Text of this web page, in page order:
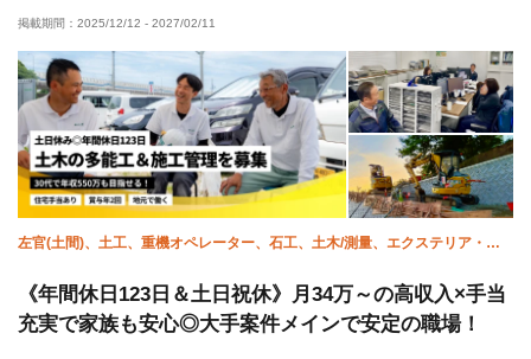
掲載期間： 2025/12/12 - 2027/02/11
左官(土間)、土工、重機オペレーター、石工、土木/測量、エクステリア・外
《年間休日123日＆土日祝休》月34万～の高収入×手当
充実で家族も安心◎大手案件メインで安定の職場！